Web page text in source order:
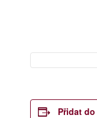
Přidat